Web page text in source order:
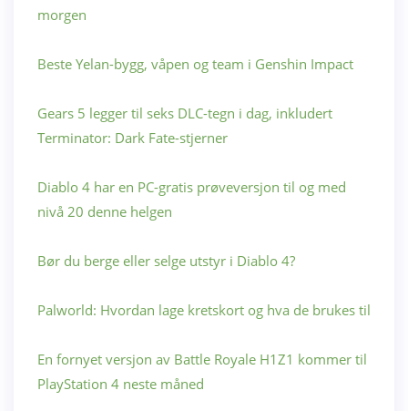
morgen
Beste Yelan-bygg, våpen og team i Genshin Impact
Gears 5 legger til seks DLC-tegn i dag, inkludert
Terminator: Dark Fate-stjerner
Diablo 4 har en PC-gratis prøveversjon til og med
nivå 20 denne helgen
Bør du berge eller selge utstyr i Diablo 4?
Palworld: Hvordan lage kretskort og hva de brukes til
En fornyet versjon av Battle Royale H1Z1 kommer til
PlayStation 4 neste måned